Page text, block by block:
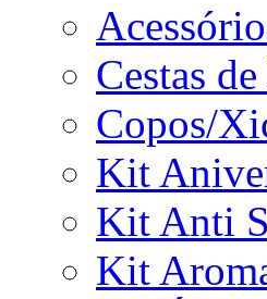
Cestas
Copos/
Kit
Kit Anti
Kit